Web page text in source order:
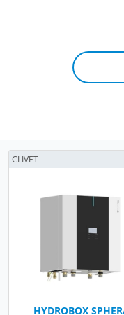
HYDROBOX
CLIVET